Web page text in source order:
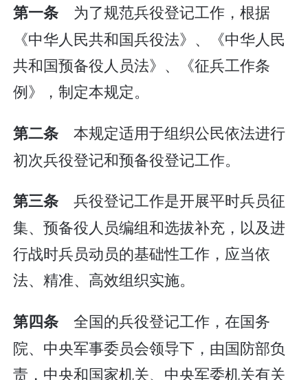
第一条 为了规范兵役登记工作，根据
《中华人民共和国兵役法》、《中华人民
共和国预备役人员法》、《征兵工作条
例》，制定本规定。
第二条本规定适用于组织公民依法进行
初次兵役登记和预备役登记工作。
第三条兵役登记工作是开展平时兵员征
集、预备役人员编组和选拔补充，以及进
行战时兵员动员的基础性工作，应当依
法、精准、高效组织实施。
第四条全国的兵役登记工作，在国务
院、中央军事委员会领导下，由国防部负
责，中央和国家机关、中央军委机关有关